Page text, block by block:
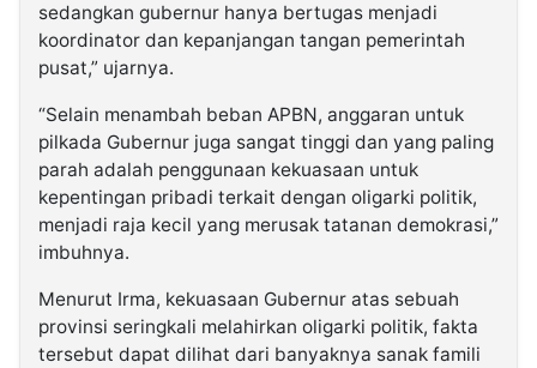
sedangkan gubernur hanya bertugas menjadi
koordinator dan kepanjangan tangan pemerintah
pusat,” ujarnya.
“Selain menambah beban APBN, anggaran untuk
pilkada Gubernur juga sangat tinggi dan yang paling
parah adalah penggunaan kekuasaan untuk
kepentingan pribadi terkait dengan oligarki politik,
menjadi raja kecil yang merusak tatanan demokrasi,”
imbuhnya.
Menurut Irma, kekuasaan Gubernur atas sebuah
provinsi seringkali melahirkan oligarki politik, fakta
tersebut dapat dilihat dari banyaknya sanak famili